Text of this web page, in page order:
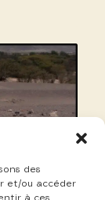
des
et/ou accéder